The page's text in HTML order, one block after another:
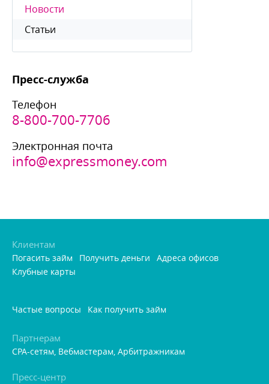
Новости
Статьи
Пресс-служба
Телефон
8-800-700-7706
Электронная почта
info@expressmoney.com
Клиентам
Погасить займ Получить деньги
Адреса офисо
Клубные карты
Частые вопросы Как получить займ
Партнерам
CPA-сетям, Вебмастерам, Арбитражникам
Пресс-центр